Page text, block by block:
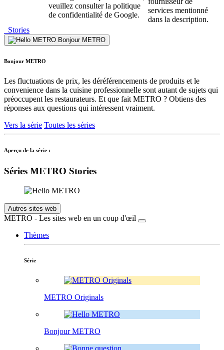
veuillez consulter la politique
de confidentialité de Google.
services mentionné
dans la description.
Stories
Bonjour METRO
Bonjour METRO
Les fluctuations de prix, les déréférencements de produits et le
convenience dans la cuisine professionnelle sont autant de sujets qui
préoccupent les restaurateurs. Et que fait METRO ? Obtiens des
réponses aux questions qui intéressent vraiment.
Vers la série Toutes les séries
Aperçu de la série :
Séries METRO Stories
Autres sites web
METRO - Les sites web en un coup d'œil
Thèmes
Série
METRO Originals
Bonjour METRO